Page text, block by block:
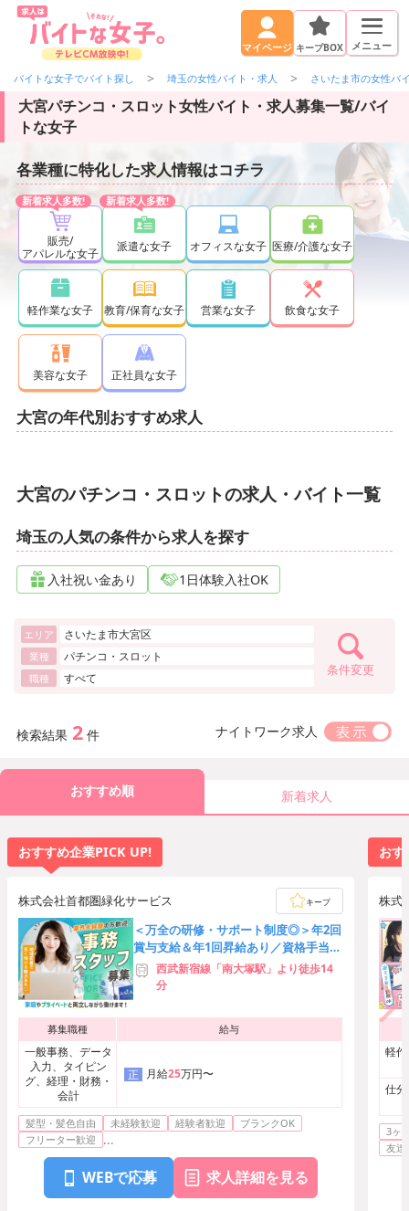
マイページ キープBOX メニュー
バイトな女子でバイト探し 埼玉の女性バイト・求人 さいたま市の女性バ
大宮パチンコ・スロット女性バイト・求人募集一覧/バイ
トな女子
各業種に特化した求人情報はコチラ
販売/
アパレルな女子
派遣な女子 オフィスな女子 医療/介護な女子
軽作業な女子 教育/保育な女子 営業な女子 飲食な女子
美容な女子 正社員な女子
大宮の年代別おすすめ求人
大宮のパチンコ・スロットの求人・バイト一覧
埼玉の人気の条件から求人を探す
入社祝い金あり 1日体験入社OK
エリア さいたま市大宮区
業種 パチンコ・スロット
職種 すべて 条件変更
検索結果 2 件 ナイトワーク求人
おすすめ順 新着求人
おすすめ企業PICK UP!
株式会社首都圏緑化サービス キープ
＜万全の研修・サポート制度◎＞年2回
賞与支給＆年1回昇給あり／資格手当は
最大10万円／産休・育休完備
西武新宿線「南大塚駅」より徒歩14
分
募集職種 給与
一般事務、データ
入力、タイピン
グ、経理・財務・
会計
正 月給25万円〜
髪型・髪色自由 未経験歓迎 経験者歓迎
ブランクOK
フリーター歓迎
...
WEBで応募 求人詳細を見る
おす
株式
軽
仕
3ヶ
友達